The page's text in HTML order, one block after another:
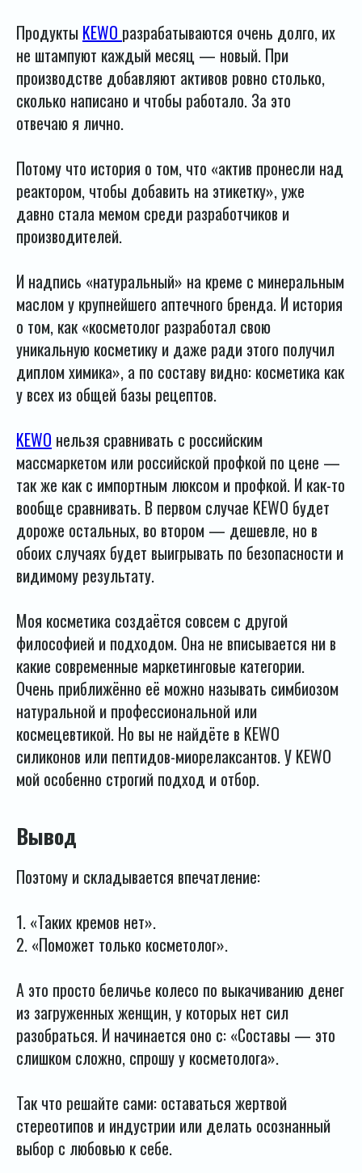
Продукты KEWO разрабатываются очень долго, их
не штампуют каждый месяц — новый. При
производстве добавляют активов ровно столько,
сколько написано и чтобы работало. За это
отвечаю я лично.
Потому что история о том, что «актив пронесли над
реактором, чтобы добавить на этикетку», уже
давно стала мемом среди разработчиков и
производителей.
И надпись «натуральный» на креме с минеральным
маслом у крупнейшего аптечного бренда. И история
о том, как «косметолог разработал свою
уникальную косметику и даже ради этого получил
диплом химика», а по составу видно: косметика как
у всех из общей базы рецептов.
KEWO нельзя сравнивать с российским
массмаркетом или российской профкой по цене —
так же как с импортным люксом и профкой. И как-то
вообще сравнивать. В первом случае KEWO будет
дороже остальных, во втором — дешевле, но в
обоих случаях будет выигрывать по безопасности и
видимому результату.
Моя косметика создаётся совсем с другой
философией и подходом. Она не вписывается ни в
какие современные маркетинговые категории.
Очень приближённо её можно называть симбиозом
натуральной и профессиональной или
космецевтикой. Но вы не найдёте в KEWO
силиконов или пептидов-миорелаксантов. У KEWO
мой особенно строгий подход и отбор.
Вывод
Поэтому и складывается впечатление:
1. «Таких кремов нет».
2. «Поможет только косметолог».
А это просто беличье колесо по выкачиванию денег
из загруженных женщин, у которых нет сил
разобраться. И начинается оно с: «Составы — это
слишком сложно, спрошу у косметолога».
Так что решайте сами: оставаться жертвой
стереотипов и индустрии или делать осознанный
выбор с любовью к себе.